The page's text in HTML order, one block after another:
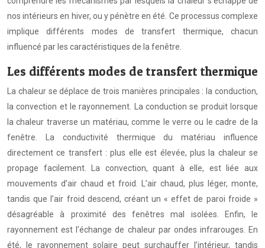
nos intérieurs en hiver, ou y pénètre en été. Ce processus complexe
implique différents modes de transfert thermique, chacun
influencé par les caractéristiques de la fenêtre.
Les différents modes de transfert thermique
La chaleur se déplace de trois manières principales : la conduction,
la convection et le rayonnement. La conduction se produit lorsque
la chaleur traverse un matériau, comme le verre ou le cadre de la
fenêtre. La conductivité thermique du matériau influence
directement ce transfert : plus elle est élevée, plus la chaleur se
propage facilement. La convection, quant à elle, est liée aux
mouvements d’air chaud et froid. L’air chaud, plus léger, monte,
tandis que l’air froid descend, créant un « effet de paroi froide »
désagréable à proximité des fenêtres mal isolées. Enfin, le
rayonnement est l’échange de chaleur par ondes infrarouges. En
été, le rayonnement solaire peut surchauffer l’intérieur, tandis